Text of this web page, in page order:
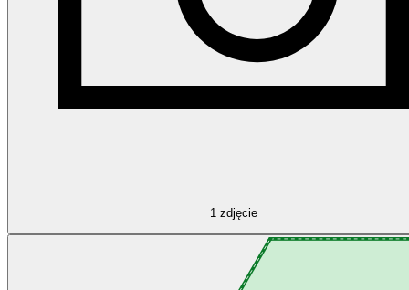
1 zdjęcie